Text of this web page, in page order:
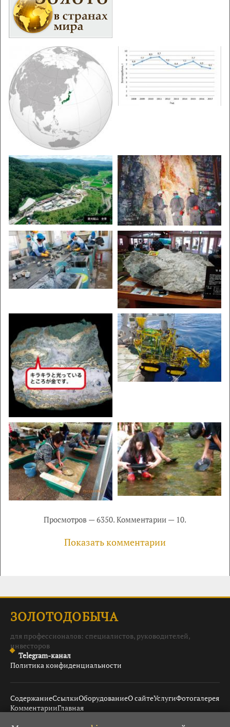
Просмотров — 6350. Комментарии — 10.
Показать комментарии
ЗОЛОТОДОБЫЧА
для профессионалов: специалистов, руководителей,
инвесторов
Telegram-канал
Политика конфиденциальности
СодержаниеСсылкиОборудованиеО сайтеУслугиФотогалерея
КомментарииГлавная